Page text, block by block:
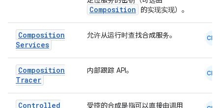
Composition 的实现实现）。
Composition
Services
允许从运行时查找合成服务。 CMN
Composition
Tracer
内部跟踪 API。 CMN
Controlled
受控的合成是指可以直接由调用